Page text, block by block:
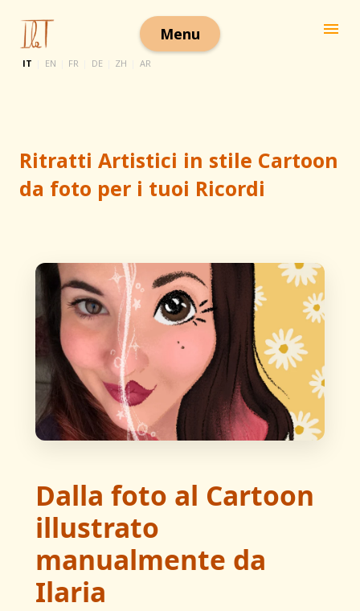
Passa ai contenuti principali
IT EN FR DE ZH AR
Menu
Ritratti Artistici in stile Cartoon
da foto per i tuoi Ricordi
Dalla foto al Cartoon
illustrato
manualmente da
Ilaria